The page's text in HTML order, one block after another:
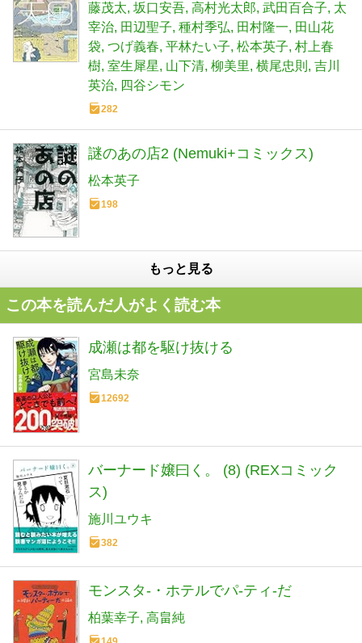
藤茂太 坂口安吾 高村光太郎 武田百合子 太
宰治 田辺聖子 種村季弘 田村隆一
田山花
袋 つげ義春 平林たい子 松本英子 村上春
樹 室生犀星 山下清 柳美里 横尾忠則
吉川
英治
四谷シモン
282
謎のあの店2 (Nemuki+コミックス)
松本英子
198
もっと見る
この本を読んだ人がよく読む本
成瀬は都を駆け抜ける
宮島未奈
12692
バーナード嬢曰く。 (8) (REXコミック
ス)
施川ユウキ
382
モンスタ-・ホテルでパ-ティ-だ
柏葉幸子 高畠純